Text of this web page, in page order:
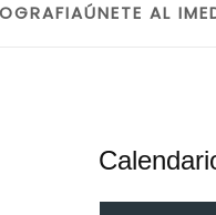
ÚNETE AL